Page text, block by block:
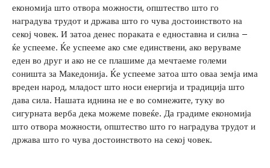
економија што отвора можности, општество што го
наградува трудот и држава што го чува достоинството на
секој човек. И затоа денес пораката е едноставна и силна –
ќе успееме. Ќе успееме ако сме единствени, ако веруваме
еден во друг и ако не се плашиме да мечтаеме големи
соништа за Македонија. Ќе успееме затоа што оваа земја има
вреден народ, младост што носи енергија и традиција што
дава сила. Нашата иднина не е во сомнежите, туку во
сигурната верба дека можеме повеќе. Да градиме економија
што отвора можности, општество што го наградува трудот и
држава што го чува достоинството на секој човек.